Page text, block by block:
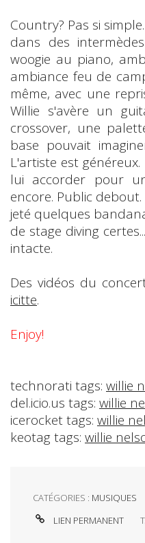
Country? Pas si
dans des
woogie au piano,
ambiance feu de
même, avec une
Willie s'avère un
crossover, une
base pouvait
L'artiste est
lui accorder pour
encore. Public
jeté quelques
de stage diving
intacte.
Des vidéos du
icitte.
Enjoy!
technorati tags: willie
del.icio.us tags: willie
icerocket tags: willie
keotag tags: willie
CATÉGORIES : MUSIQUES
LIEN PERMANENT